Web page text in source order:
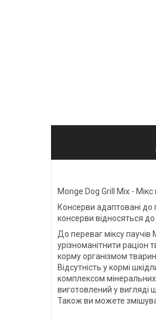
Monge Dog Grill Mix -
Консерви адаптовані до
консерви відносяться
До переваг міксу паучів
урізноманітнити раціон
корму організмом
Відсутність у кормі
комплексом мінеральних
виготовлений у вигляді
Також ви можете